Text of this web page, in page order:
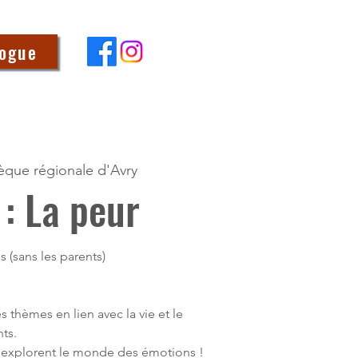
régionale d'Avry
La peur
(sans les parents)
thèmes en lien avec la vie et le
le monde des émotions !